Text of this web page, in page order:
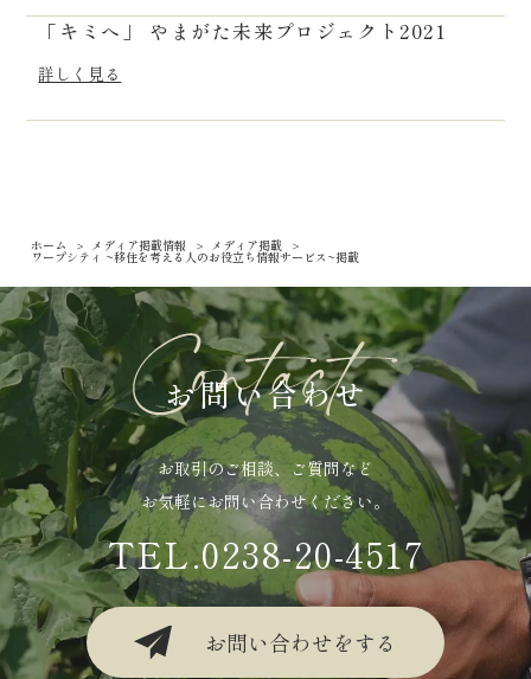
「キミへ」 やまがた未来プロジェクト2021
詳しく見る
ホーム > メディア掲載情報 > メディア掲載 >
ワープシティ ~移住を考える人のお役立ち情報サービス~掲載
お問い合わせ
お取引のご相談、ご質問など
お気軽にお問い合わせください。
TEL.0238-20-4517
お問い合わせをする